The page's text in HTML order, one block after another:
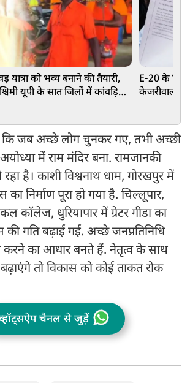
यात्रा को भव्य बनाने की तैयारी,
यूपी के सात जिलों में कांवड़ियों
E-20 के
केजरीवाल,
कि जब अच्छे लोग चुनकर गए, तभी अच्छी
में राम मंदिर बना. रामजानकी
रहा है। काशी विश्वनाथ धाम, गोरखपुर में
का निर्माण पूरा हो गया है. चिल्लूपार,
कॉलेज, धुरियापार में ग्रेटर गीडा का
की गति बढ़ाई गई. अच्छे जनप्रतिनिधि
करने का आधार बनते हैं. नेतृत्व के साथ
तो विकास को कोई ताकत रोक
चैनल से जुड़ें